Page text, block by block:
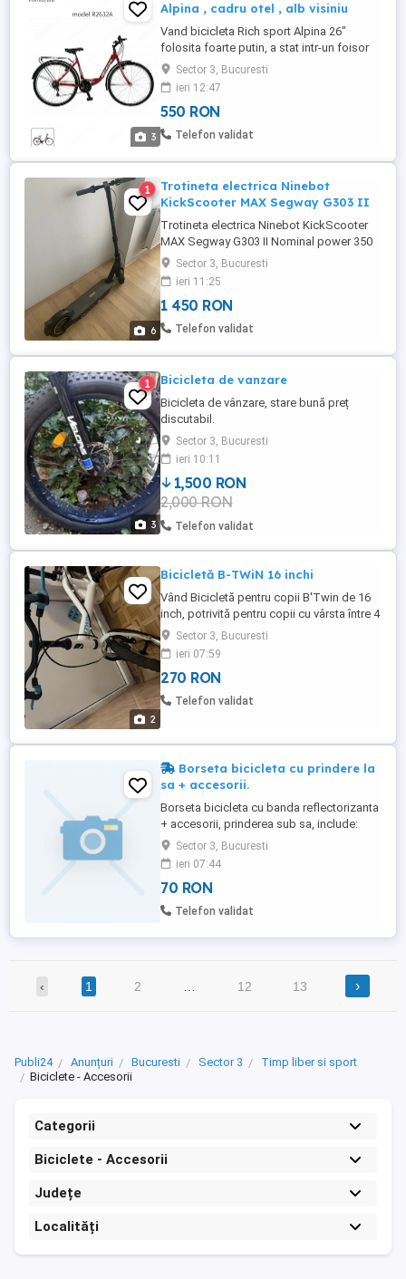
3
Alpina , cadru otel , alb visiniu
Vand bicicleta Rich sport Alpina 26"
folosita foarte putin, a stat intr-un foisor
mai mult decat a fost folosita. Pret 550 lei .
Sector 3, Bucuresti
ieri 12:47
550 RON
Telefon validat
6
1
Trotineta electrica Ninebot
KickScooter MAX Segway G303 II
Trotineta electrica Ninebot KickScooter
MAX Segway G303 II Nominal power 350
w Greutatea maxima de incarcare 100 kg
Greutatea trotineta 19.99 kg Viteza
maxima 25km h Energia nominala 551Wh
Produsul este cumparat din magazin-
garantie nu mai are Produsul a fost folosit
Sector 3, Bucuresti
ieri 11:25
1 450 RON
Telefon validat
3
1 Bicicleta de vanzare
Bicicleta de vânzare, stare bună preț
discutabil.
Sector 3, Bucuresti
ieri 10:11
1,500 RON
2,000 RON
Telefon validat
2
Bicicletă B-TWiN 16 inchi
Vând Bicicletă pentru copii B'Twin de 16
inch, potrivită pentru copii cu vârsta între 4
și 7 ani utilizată dar care arată foarte bine!
Sector 3, Bucuresti
ieri 07:59
270 RON
Telefon validat
Borseta bicicleta cu prindere la
sa + accesorii.
Borseta bicicleta cu banda reflectorizanta
+ accesorii, prinderea sub sa, include:
1buc. Geanta, 1buc. Chei imbus(2.3.4.5.6.
Surubelnita cap plat. Surubelnita
cruciforma nr. 1), 1buc. glaspapir, 2buc.
Petece rotunde autoadezive, 2buc. Petece
pătrate autoadezive, 1buc. Cheie cu cap
Sector 3, Bucuresti
ieri 07:44
70 RON
Telefon validat
‹ 1 2 12 13 ›
Publi24 Anunțuri Bucuresti Sector 3
Timp liber si sport
Biciclete - Accesorii
Categorii
Biciclete - Accesorii
Județe
Localități